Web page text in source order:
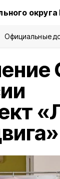
Официальные